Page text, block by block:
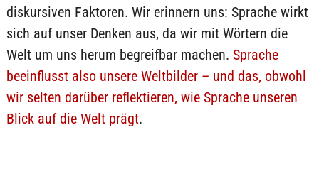
diskursiven Faktoren. Wir erinnern uns: Sprache wirkt
sich auf unser Denken aus, da wir mit Wörtern die
Welt um uns herum begreifbar machen. Sprache
beeinflusst also unsere Weltbilder – und das, obwohl
wir selten darüber reflektieren, wie Sprache unseren
Blick auf die Welt prägt.